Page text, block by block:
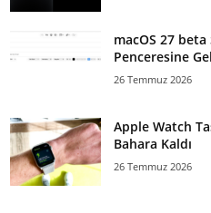
macOS 27
Penceresine
26 Temmuz 2026
Apple Watch
Bahara Kaldı
26 Temmuz 2026